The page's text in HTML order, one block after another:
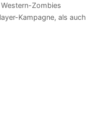
Zombies
Kampagne, als auch